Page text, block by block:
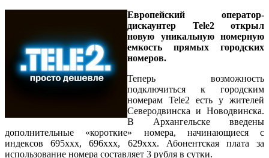
Eвропейский оператор-
дискаунтер Tele2 открыл
новую уникальную номерную
емкость прямых городских
номеров.
Теперь возможность
подключиться к городским
номерам Tele2 есть у жителей
Северодвинска и Новодвинска.
В Архангельске введены
дополнительные «короткие» номера, начинающиеся с
индексов 695ххх, 696ххх, 629ххх. Абонентская плата за
использование номера составляет 3 рубля в сутки.